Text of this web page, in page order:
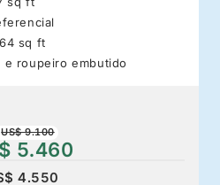
sq ft
e roupeiro embutido
US$ 9.100
5.460
4.550